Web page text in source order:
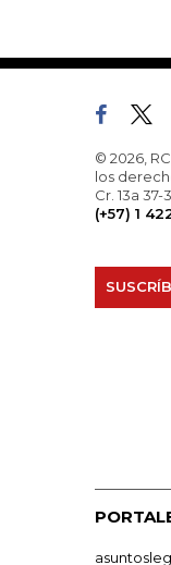
© 2026,
los
Cr. 13a
(+57) 1